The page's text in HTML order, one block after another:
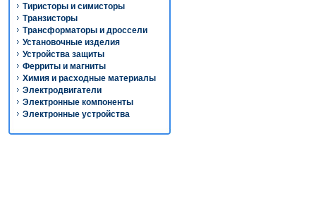
Тиристоры и симисторы
Транзисторы
Трансформаторы и дроссели
Установочные изделия
Устройства защиты
Ферриты и магниты
Химия и расходные материалы
Электродвигатели
Электронные компоненты
Электронные устройства